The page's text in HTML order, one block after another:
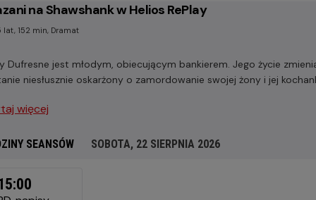
na Shawshank w Helios RePlay
lat, 152 min, Dramat
Dufresne jest młodym, obiecującym bankierem. Jego życie
niesłusznie oskarżony o zamordowanie swojej żony i jej
więcej
SEANSÓW
SOBOTA, 22 SIERPNIA 2026